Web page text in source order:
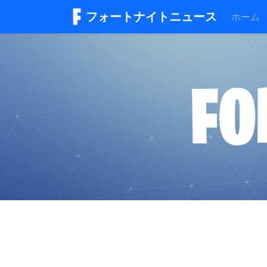
フォートナイトニュース ホーム